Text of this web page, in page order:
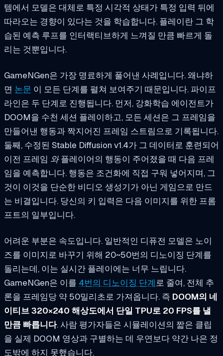
템에서 모델은 대체로 특정 시각적 상태가 특정 입력 뒤에
따라오는 경향이 있다는 것을 학습합니다. 플레이란 그 학
습된 예측 루프를 인터랙티브하게 느껴질 만큼 빠르게 돌
리는 것뿐입니다.
GameNGen은 가장 명료하게 풀어낸 사례입니다. 왜냐하
면 논문 이 모든 단계를 펼쳐 보여주기 때문입니다. 파이프
라인은 두 단계로 진행됩니다. 먼저, 강화학습 에이전트가
DOOM을 수천 세션 플레이하고, 모든 세션은 그 프레임을
만들어낸 행동과 짝지어진 프레임 스트림으로 기록됩니다.
둘째, 수정된 Stable Diffusion v1.4가 그 데이터로 훈련되어
이전 프레임 와플레이어의 행동이 주어졌을 때 다음 프레
임을 예측합니다. 행동은 조건화에 직접 구워 넣어지며, 그
것이 이것을 단순한 비디오 생성기가 아닌 게임으로 만드
는 비결입니다. 당신의 키 입력은 다음 이미지를 위한 프롬
프트의 일부입니다.
어려운 부분은 속도입니다. 일반적인 디퓨전 모델은 노이
즈를 이미지로 바꾸기 위해 20~50번의 디노이징 단계를
돌리는데, 이는 실시간 플레이에는 너무 느립니다.
GameNGen은 이를 4번의 디노이징 단계로 줄여, 전체 추
론을 프레임당 약 50밀리초로 가져옵니다. 즉 DOOM의 네
이티브 320×240 해상도에서 단일 TPU로 20 FPS를 낼
만큼 빠릅니다. 사람 평가자들은 시뮬레이션의 짧은 클립
을 실제 DOOM 영상과 구별하는 데 우연보다 약간 나은 정
도밖에 하지 못했습니다.